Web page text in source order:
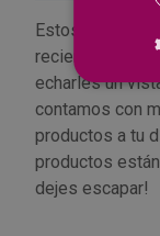
Estos son
recientemente.
echarles un
contamos con
productos a tu
productos
dejes escapar!
Outlet Utillajes y
Outlet
Outlet Vestuario